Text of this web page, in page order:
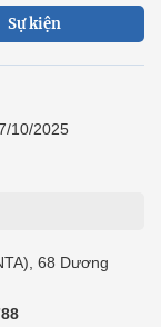
Sự kiện
10/2025
68 Dương